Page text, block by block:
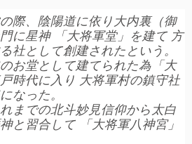
際、陰陽道に依り大内裏（御
に星神 「大将軍堂」を建て 方
社として創建されたという。
お堂として建てられた為「大
時代に入り 大将軍村の鎮守社
なった。
までの北斗妙見信仰から太白
と習合して 「大将軍八神宮」